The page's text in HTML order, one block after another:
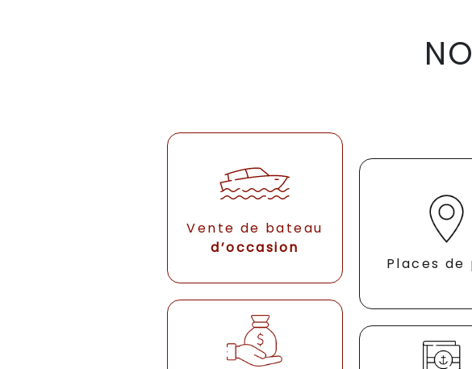
Vente de bateau
d’occasion
Places de